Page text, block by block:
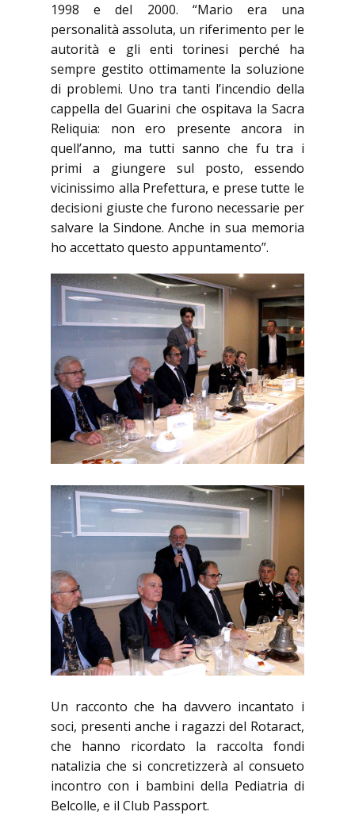
1998 e del 2000. “Mario era una
personalità assoluta, un riferimento per le
autorità e gli enti torinesi perché ha
sempre gestito ottimamente la soluzione
di problemi. Uno tra tanti l’incendio della
cappella del Guarini che ospitava la Sacra
Reliquia: non ero presente ancora in
quell’anno, ma tutti sanno che fu tra i
primi a giungere sul posto, essendo
vicinissimo alla Prefettura, e prese tutte le
decisioni giuste che furono necessarie per
salvare la Sindone. Anche in sua memoria
ho accettato questo appuntamento”.
Un racconto che ha davvero incantato i
soci, presenti anche i ragazzi del Rotaract,
che hanno ricordato la raccolta fondi
natalizia che si concretizzerà al consueto
incontro con i bambini della Pediatria di
Belcolle, e il Club Passport.